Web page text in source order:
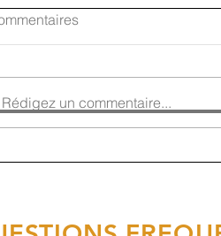
Rédigez un commentaire...